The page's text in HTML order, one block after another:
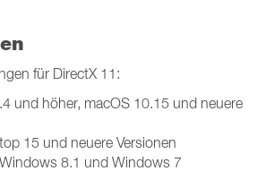
für DirectX 11:
und höher, macOS 10.15 und neuere
15 und neuere Versionen
8.1 und Windows 7